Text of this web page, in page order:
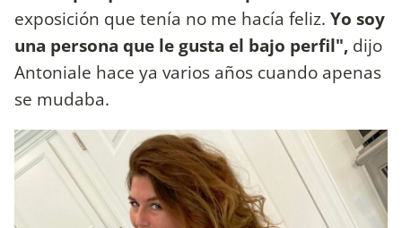
exposición que tenía no me hacía feliz. Yo soy
una persona que le gusta el bajo perfil", dijo
Antoniale hace ya varios años cuando apenas
se mudaba.